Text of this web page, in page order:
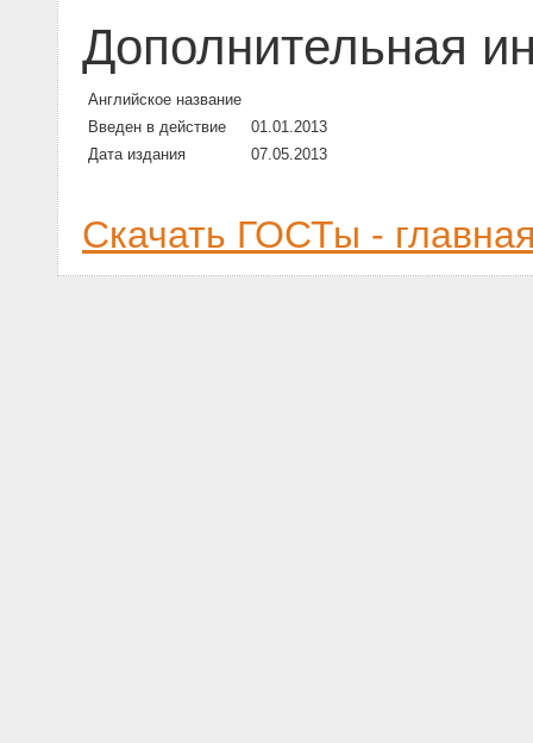
Дополнительная
Английское название
Введен в действие
01.01.2013
Дата издания
07.05.2013
Скачать ГОСТы -